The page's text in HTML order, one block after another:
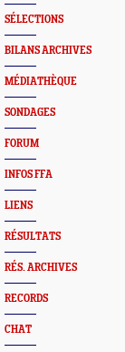
SÉLECTIONS
BILANS ARCHIVES
MÉDIATHÈQUE
SONDAGES
FORUM
INFOS FFA
LIENS
RÉSULTATS
RÉS. ARCHIVES
RECORDS
CHAT